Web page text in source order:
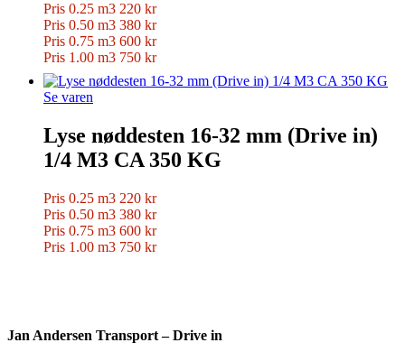
Pris 0.25 m3 220 kr
Pris 0.50 m3 380 kr
Pris 0.75 m3 600 kr
Pris 1.00 m3 750 kr
Se varen
Lyse nøddesten 16-32 mm (Drive in)
1/4 M3 CA 350 KG
Pris 0.25 m3 220 kr
Pris 0.50 m3 380 kr
Pris 0.75 m3 600 kr
Pris 1.00 m3 750 kr
Jan Andersen Transport – Drive in